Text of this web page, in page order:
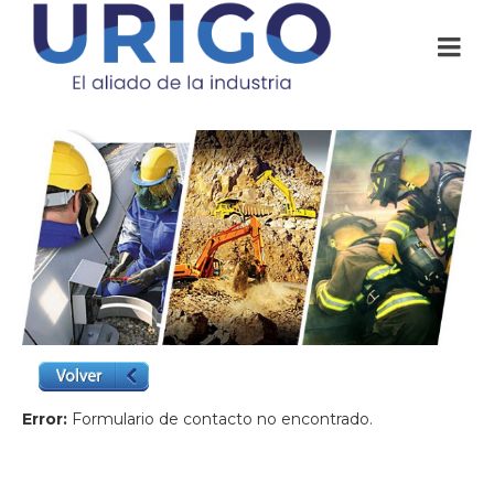
Error: Formulario de contacto no encontrado.